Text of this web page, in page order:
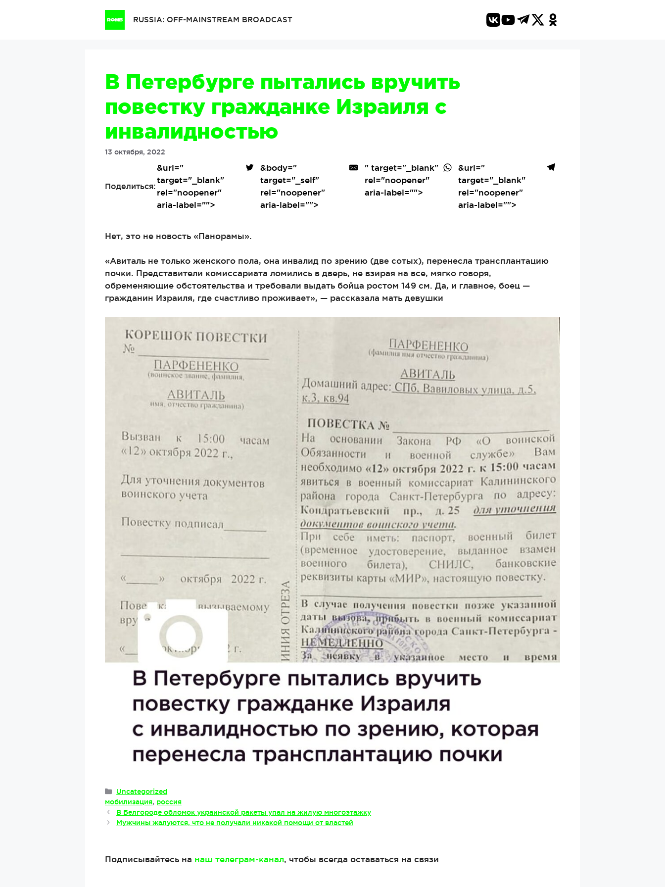
RUSSIA: OFF-MAINSTREAM BROADCAST
В Петербурге пытались вручить
повестку гражданке Израиля с
инвалидностью
13 октября, 2022
Поделиться:
&url="
target="_blank"
rel="noopener"
aria-label="">
&body="
target="_self"
rel="noopener"
aria-label="">
" target="_blank"
rel="noopener"
aria-label="">
&url="
target="_blank"
rel="noopener"
aria-label="">
Нет, это не новость «Панорамы».
«Авиталь не только женского пола, она инвалид по зрению (две сотых), перенесла трансплантацию
почки. Представители комиссариата ломились в дверь, не взирая на все, мягко говоря,
обременяющие обстоятельства и требовали выдать бойца ростом 149 см. Да, и главное, боец —
гражданин Израиля, где счастливо проживает», — рассказала мать девушки
Рубрики
Uncategorized
Метки
мобилизация, россия
В Белгороде обломок украинской ракеты упал на жилую многоэтажку
Мужчины жалуются, что не получали никакой помощи от властей
Подписывайтесь на наш телеграм-канал, чтобы всегда оставаться на связи